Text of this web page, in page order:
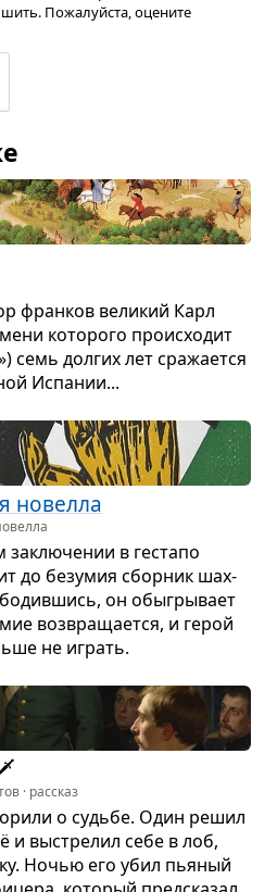
Пожалуйста, оцените
фран­ков вели­кий Карл
кото­рого про­ис­хо­дит
семь дол­гих лет сра­жа­ется
Испа­нии...
новелла
в гестапо
до без­умия сбор­ник шах­
он обы­гры­вает
воз­вра­ща­ется, и герой
не играть.
· рассказ
о судьбе. Один решил
и выстре­лил себе в лоб,
Ночью его убил пья­ный